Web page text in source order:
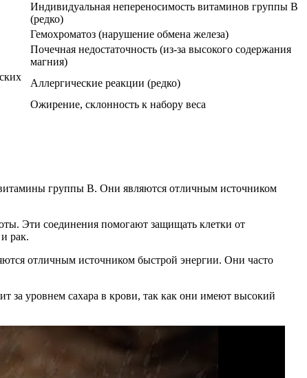
Индивидуальная непереносимость витаминов группы В
(редко)
Гемохроматоз (нарушение обмена железа)
Почечная недостаточность (из-за высокого содержания
магния)
Аллергические реакции (редко)
Ожирение, склонность к набору веса
группы B. Они являются отличным источником
Эти соединения помогают защищать клетки от
рак.
отличным источником быстрой энергии. Они часто
за уровнем сахара в крови, так как они имеют высокий